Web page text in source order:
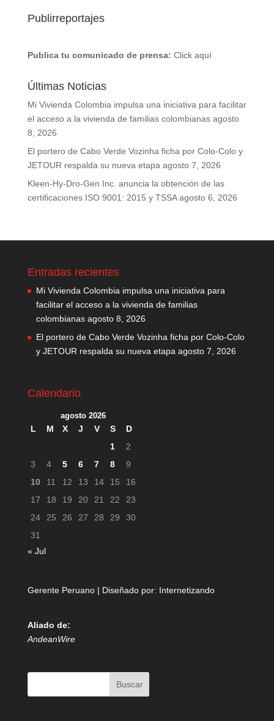
Publirreportajes
Publica tu comunicado de prensa: Click aquí
Últimas Noticias
Mi Vivienda Colombia impulsa una iniciativa para facilitar
el acceso a la vivienda de familias colombianas agosto
8, 2026
El portero de Cabo Verde Vozinha ficha por Colo-Colo y
JETOUR respalda su nueva etapa agosto 7, 2026
Kleen-Hy-Dro-Gen Inc. anuncia la obtención de las
certificaciones ISO 9001: 2015 y TSSA agosto 6, 2026
Entradas recientes
Mi Vivienda Colombia impulsa una iniciativa para
facilitar el acceso a la vivienda de familias
colombianas agosto 8, 2026
El portero de Cabo Verde Vozinha ficha por Colo-Colo
y JETOUR respalda su nueva etapa agosto 7, 2026
Calendario
agosto 2026
L M X J V S
D
1
2
3
4 5 6 7 8
9
10
11 12 13 14 15
16
17
18 19 20 21 22
23
24
25 26 27 28 29
30
31
« Jul
Gerente Peruano | Diseñado por: Internetizando
Aliado de:
AndeanWire